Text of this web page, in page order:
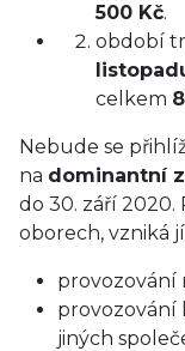
500 Kč.
období
celkem
Nebude se
na dominantní
do 30. září
oborech, vzniká
provozování
provozování
jiných